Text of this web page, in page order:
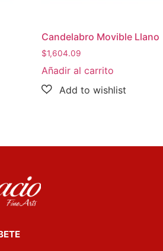
Candelabro Movible Llano
$1,604.09
Añadir al carrito